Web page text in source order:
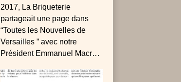
2017, La Briqueterie
partageait une page dans
“Toutes les Nouvelles de
Versailles ” avec notre
Président Emmanuel Macron.
Journées du Patrimoine, le